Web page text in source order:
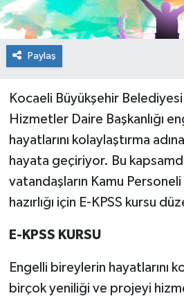
Paylaş
Kocaeli Büyükşehir Belediyesi
Hizmetler Daire Başkanlığı
hayatlarını kolaylaştırma
hayata geçiriyor. Bu
vatandaşların Kamu Personeli
hazırlığı için E-KPSS kursu
E-KPSS KURSU
Engelli bireylerin hayatlarını
birçok yeniliği ve projeyi